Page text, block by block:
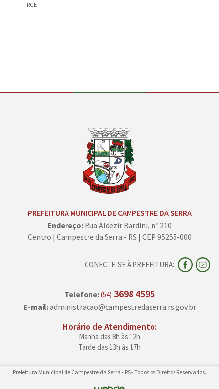
RGE
PREFEITURA MUNICIPAL DE CAMPESTRE DA SERRA
Endereço: Rua Aldezir Bardini, nº 210
Centro | Campestre da Serra - RS | CEP 95255-000
CONECTE-SE À PREFEITURA:
Telefone:(54) 3698 4595
E-mail:administracao@campestredaserra.rs.gov.br
Horário de Atendimento:
Manhã das 8h às 12h
Tarde das 13h às 17h
Prefeitura Municipal de Campestre da Serra - RS - Todos os Direitos Reservados.